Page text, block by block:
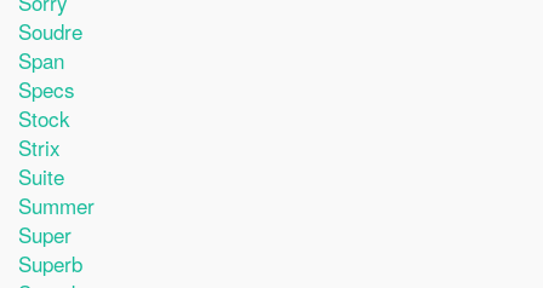
Soudre
Span
Specs
Stock
Strix
Suite
Summer
Super
Superb